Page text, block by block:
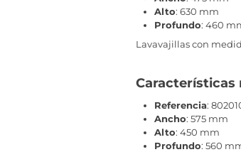
Alto: 630 mm
Profundo: 460
Lavavajillas con
Características
Referencia:
Ancho: 575 mm
Alto: 450 mm
Profundo: 560